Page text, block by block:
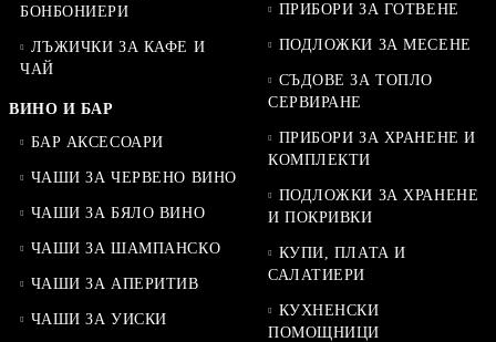
БОНБОНИЕРИ
ЛЪЖИЧКИ ЗА КАФЕ И
ЧАЙ
ВИНО И БАР
БАР АКСЕСОАРИ
ЧАШИ ЗА ЧЕРВЕНО ВИНО
ЧАШИ ЗА БЯЛО ВИНО
ЧАШИ ЗА ШАМПАНСКО
ЧАШИ ЗА АПЕРИТИВ
ЧАШИ ЗА УИСКИ
ПРИБОРИ ЗА ГОТВЕНЕ
ПОДЛОЖКИ ЗА МЕСЕНЕ
СЪДОВЕ ЗА ТОПЛО
СЕРВИРАНЕ
ПРИБОРИ ЗА ХРАНЕНЕ И
КОМПЛЕКТИ
ПОДЛОЖКИ ЗА ХРАНЕНЕ
И ПОКРИВКИ
КУПИ, ПЛАТА И
САЛАТИЕРИ
КУХНЕНСКИ
ПОМОЩНИЦИ